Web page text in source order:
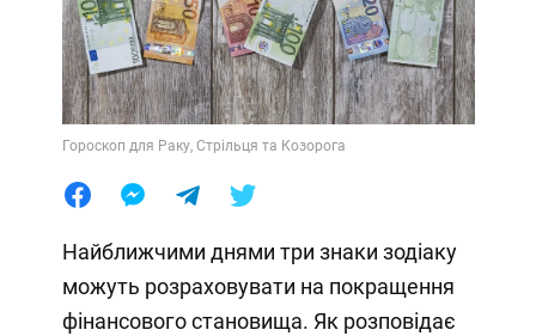
Гороскоп для Раку, Стрільця та Козорога
Найближчими днями три знаки зодіаку
можуть розраховувати на покращення
фінансового становища. Як розповідає